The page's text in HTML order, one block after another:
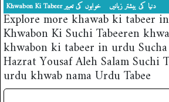
‎Khwabon Ki Tabeer خوابوں کی تعبیر
دنیا کی بیشتر زبانیں
Explore more khawab ki tabeer
Khwabon Ki Suchi Tabeeren
khwabon ki tabeer in urdu
Hazrat Yousaf Aleh Salam Suchi
urdu khwab nama Urdu Tabee